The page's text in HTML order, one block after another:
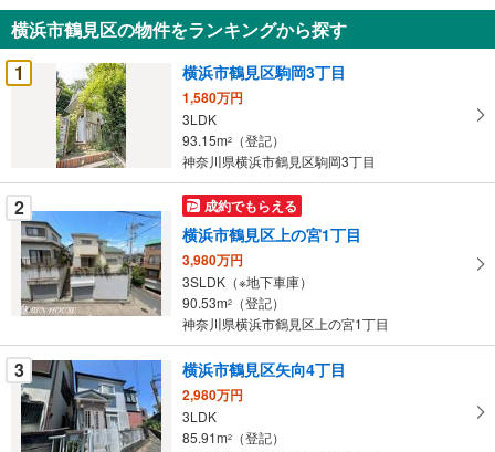
知
を
受
け
条
件
を
マ
イ
ペ
ジ
に
保
存
横浜市鶴見区の物件をランキングから探す
1
横浜市鶴見区駒岡3丁目
1,580万円
3LDK
93.15m2
（登記）
神奈川県横浜市鶴見区駒岡3丁目
2 成約でもらえる
横浜市鶴見区上の宮1丁目
3,980万円
3SLDK（※地下車庫）
90.53m2
（登記）
神奈川県横浜市鶴見区上の宮1丁目
3 横浜市鶴見区矢向4丁目
2,980万円
3LDK
85.91m2
（登記）